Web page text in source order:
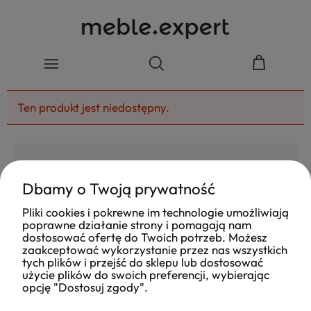
Ten produkt jest niedostępny.
4.8
Ocena
Na podstawie
177opinii z całego okresu
Jak zbieramy opinie?
Dbamy o Twoją prywatność
Pliki cookies i pokrewne im technologie umożliwiają
poprawne działanie strony i pomagają nam
dostosować ofertę do Twoich potrzeb. Możesz
zaakceptować wykorzystanie przez nas wszystkich
tych plików i przejść do sklepu lub dostosować
użycie plików do swoich preferencji, wybierając
opcję "Dostosuj zgody".